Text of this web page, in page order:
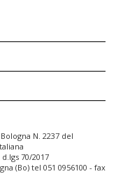
N. 2237 del
70/2017
(Bo) tel 051 0956100 - fax